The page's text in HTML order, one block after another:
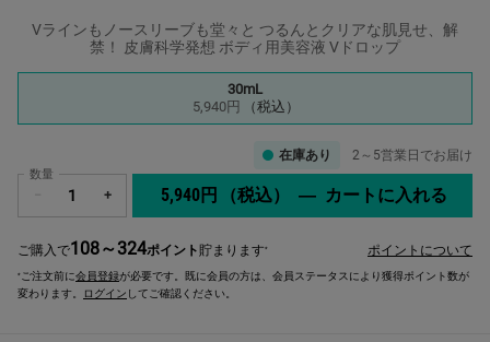
Vラインもノースリーブも堂々と つるんとクリアな肌見せ、解
禁！ 皮膚科学発想 ボディ用美容液 Vドロップ
30mL
5,940円
（税込）
在庫あり 2～5営業日でお届け
数量
+ 5,940円 （税込） ― カートに入れる
ご購入で108～324ポイント貯まります* ポイントについて
*ご注文前に会員登録が必要です。既に会員の方は、会員ステータスにより獲得ポイント数が
変わります。
ログイン してご確認ください。